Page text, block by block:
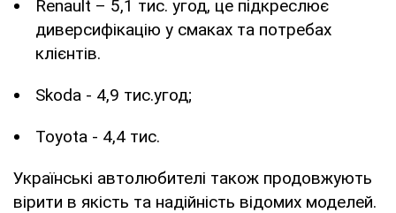
Renault – 5,1 тис. угод, це підкреслює
диверсифікацію у смаках та потребах
клієнтів.
Skoda - 4,9 тис.угод;
Toyota - 4,4 тис.
Українські автолюбителі також продовжують
вірити в якість та надійність відомих моделей.